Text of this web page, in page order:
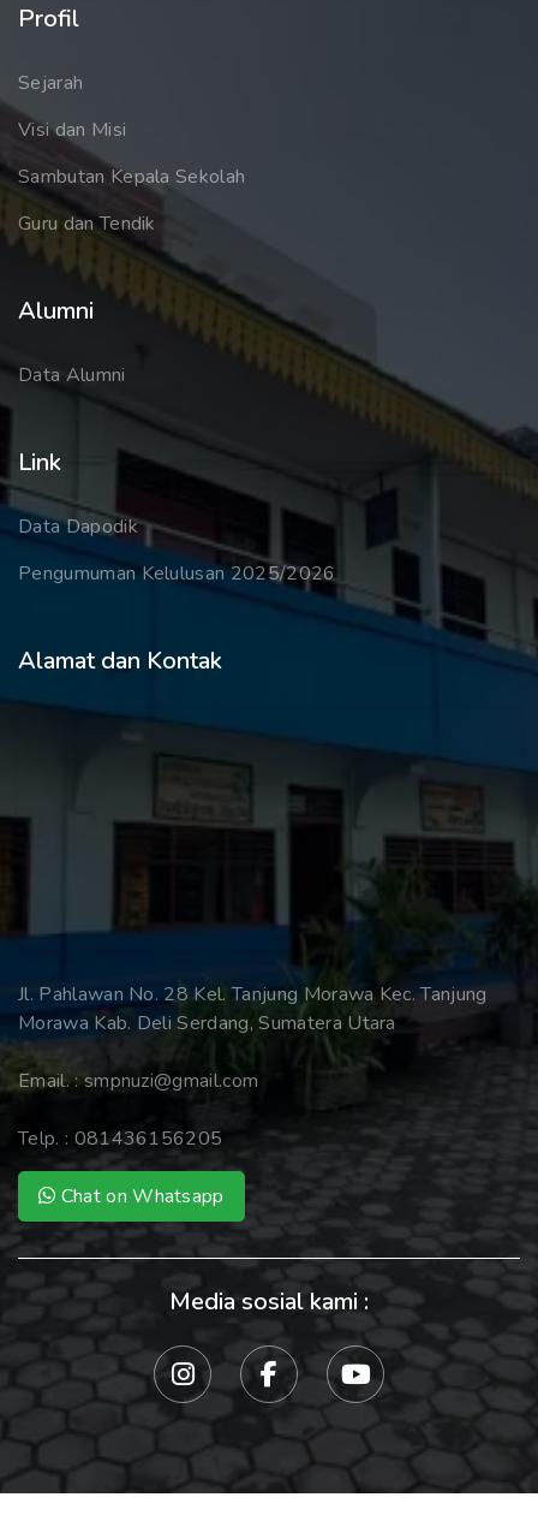
Profil
Sejarah
Visi dan Misi
Sambutan Kepala Sekolah
Guru dan Tendik
Alumni
Data Alumni
Link
Data Dapodik
Pengumuman Kelulusan 2025/2026
Alamat dan Kontak
Jl. Pahlawan No. 28 Kel. Tanjung Morawa Kec. Tanjung
Morawa Kab. Deli Serdang, Sumatera Utara
Email. :smpnuzi@gmail.com
Telp. : 081436156205
Chat on Whatsapp
Media sosial kami :